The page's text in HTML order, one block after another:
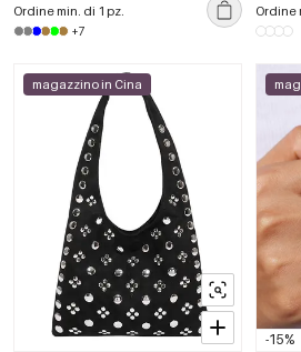
oro e pietra naturale.
Ordine min. di 1 pz.
+7
zirconi.
Ordine
magazzino in Cina
-15%